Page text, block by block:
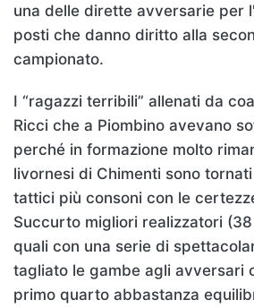
una delle dirette avversarie per
posti che danno diritto alla
campionato.
I “ragazzi terribili” allenati da
Ricci che a Piombino avevano
perché in formazione molto
livornesi di Chimenti sono
tattici più consoni con le
Succurto migliori realizzatori
quali con una serie di
tagliato le gambe agli avversari
primo quarto abbastanza